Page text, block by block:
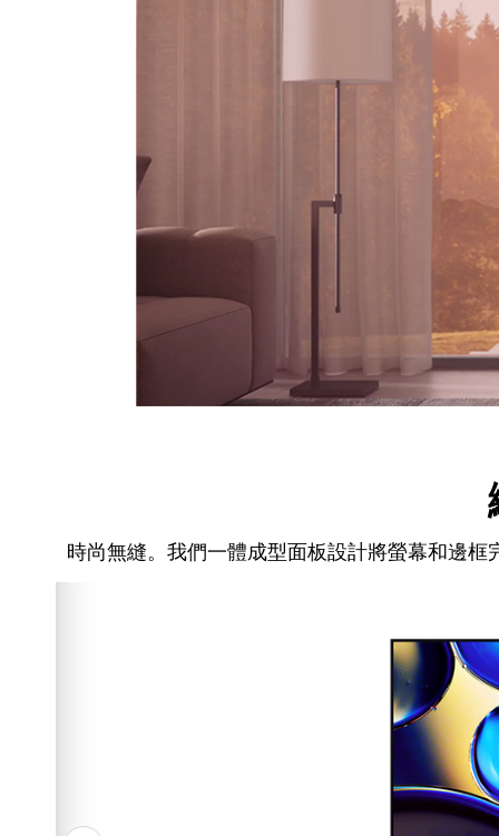
時尚無縫。我們一體成型面板設計將螢幕和邊